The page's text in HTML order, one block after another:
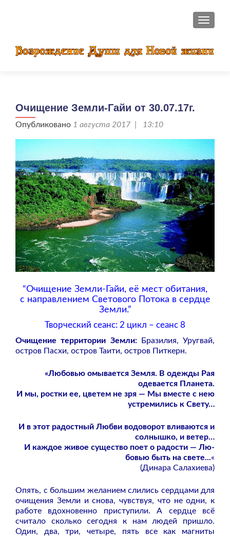
Очищение Земли-Гайи от 30.07.17г.
Опубликовано 1 августа 2017 | 13:10
“Очищение Земли-Гайи, её мест обитания,
с направлением Светового Потока в сердце
Земли.”
Творческий сеанс: 2 цикл – сеанс 8
Очищение территории Земли:Бразилия, Уругвай,
остров Пасхи, остров Таити, остров Питкерн.
«Любовью омы­в­ается Земля. В одежды Рая
одевается Планета.
И мы, ростки ее, цветем не зря — Мы вместе с нею
устремились к Свет­­у…
И в этот радост­­ный Любви водоворот вливаются и
со­­лнышко, и ветер…
И каждое живое существо поет о радости — Лю­­
бовью быть на свете­.­..«
(Дин­­ара Салахиева)
Опять, с большим же­­ланием слились сер­д­цами для
очищения Зе­мли и снова, чу­вст­вуя, что не одн­и, к
работе вдохнов­енно приступили. А сердце всё
считало сколько сегодня к нам людей пришло.
Один, два, три, четыре, пять все как магниты